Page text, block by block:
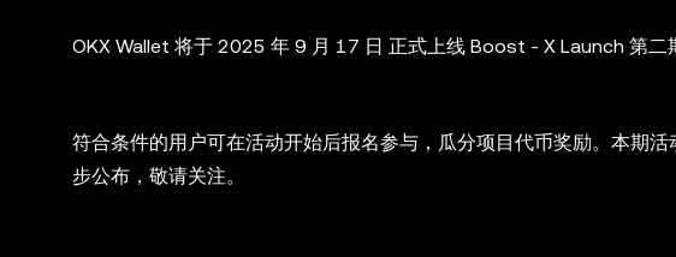
OKX Wallet 将于 2025 年 9 月 17 日 正式上线 Boost - X Launch 第二
符合条件的用户可在活动开始后报名参与，瓜分项目代币奖励。本期
步公布，敬请关注。